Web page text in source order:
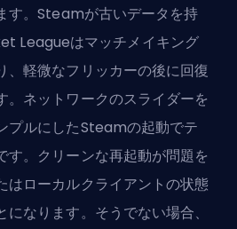
す。Steamが古いデータを持
Leagueはマッチメイキング
、軽微なフリッカーの後に回復
。ネットワークのスライダーを
プルにしたSteamの起動でテ
す。クリーンな再起動が問題を
はローカルクライアントの状態
なります。そうでない場合、